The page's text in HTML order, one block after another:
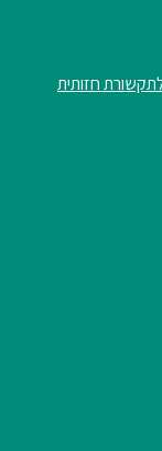
חזותית